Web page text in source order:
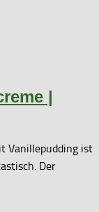
|
Vanillepudding ist
Der